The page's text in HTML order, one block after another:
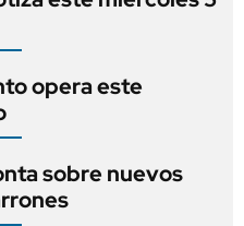
opera este
sobre nuevos